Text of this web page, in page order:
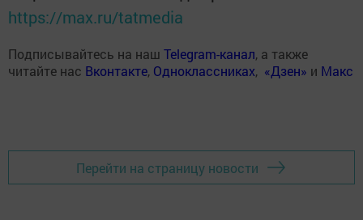
https://max.ru/tatmedia
Подписывайтесь на наш Telegram-канал, а также
читайте нас Вконтакте, Одноклассниках, «Дзен» и Макс
Перейти на страницу новости